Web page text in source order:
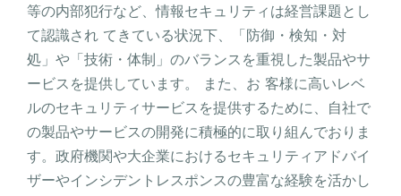
等の内部犯行など、情報セキュリティは経営課題とし
て認識され てきている状況下、「防御・検知・対
処」や「技術・体制」のバランスを重視した製品やサ
ービスを提供しています。 また、お 客様に高いレベ
ルのセキュリティサービスを提供するために、自社で
の製品やサービスの開発に積極的に取り組んでおりま
す。政府機関や大企業におけるセキュリティアドバイ
ザーやインシデントレスポンスの豊富な経験を活かし